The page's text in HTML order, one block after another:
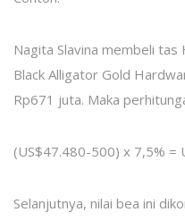
Nagita Slavina membeli
Black Alligator Gold
Rp671 juta. Maka
(US$47.480-500) x 7,5% =
Selanjutnya, nilai bea ini